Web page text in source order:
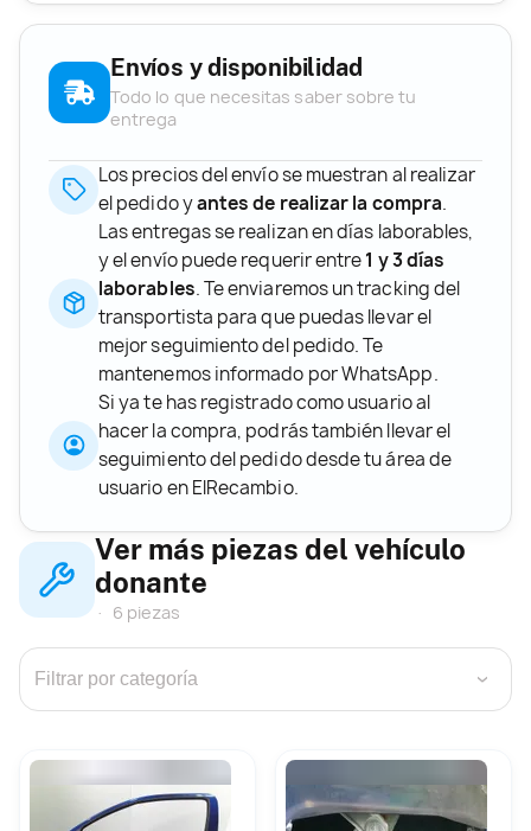
Envíos y disponibilidad
Todo lo que necesitas saber sobre tu
entrega
Los precios del envío se muestran al realizar
el pedido yantes de realizar la compra.
Las entregas se realizan en días laborables,
y el envío puede requerir entre1 y 3 días
laborables. Te enviaremos un tracking del
transportista para que puedas llevar el
mejor seguimiento del pedido. Te
mantenemos informado por WhatsApp.
Si ya te has registrado como usuario al
hacer la compra, podrás también llevar el
seguimiento del pedido desde tu área de
usuario en ElRecambio.
Ver más piezas del vehículo
donante
6 piezas
›